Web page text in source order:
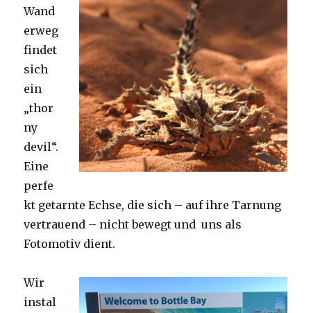
Wand
erweg
findet
sich
ein
„thor
ny
devil“.
Eine
perfe
kt getarnte Echse, die sich – auf ihre Tarnung
vertrauend – nicht bewegt und uns als
Fotomotiv dient.
Wir
instal